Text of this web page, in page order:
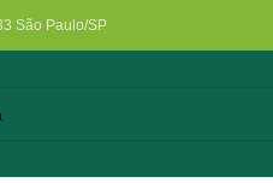
São Paulo/SP